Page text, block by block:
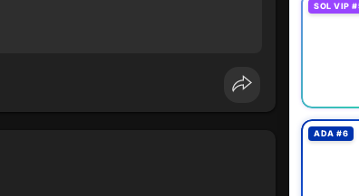
SOL VIP
ADA #6